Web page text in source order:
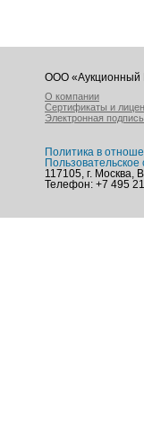
ООО «Аукционный
О компании
Сертификаты и
Электронная подпись
Политика в
Пользовательское
117105, г. Москва,
Телефон: +7 495